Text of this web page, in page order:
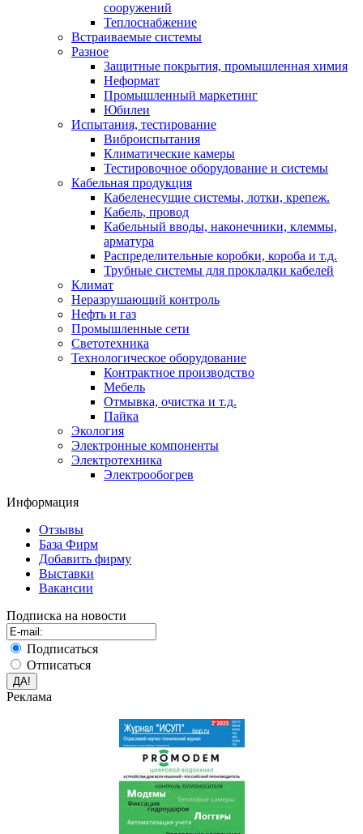
сооружений
Теплоснабжение
Встраиваемые системы
Разное
Защитные покрытия, промышленная химия
Неформат
Промышленный маркетинг
Юбилеи
Испытания, тестирование
Виброиспытания
Климатические камеры
Тестировочное оборудование и системы
Кабельная продукция
Кабеленесущие системы, лотки, крепеж.
Кабель, провод
Кабельный вводы, наконечники, клеммы,
арматура
Распределительные коробки, короба и т.д.
Трубные системы для прокладки кабелей
Климат
Неразрушающий контроль
Нефть и газ
Промышленные сети
Светотехника
Технологическое оборудование
Контрактное производство
Мебель
Отмывка, очистка и т.д.
Пайка
Экология
Электронные компоненты
Электротехника
Электрообогрев
Информация
Отзывы
База Фирм
Добавить фирму
Выставки
Вакансии
Подписка на новости
Подписаться
Отписаться
Реклама